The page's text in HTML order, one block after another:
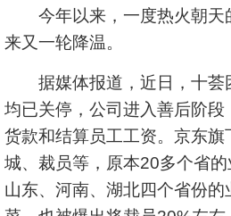
今年以来，一度热火朝天
来又一轮降温。
据媒体报道，近日，十荟
均已关停，公司进入善后阶
货款和结算员工工资。京东
城、裁员等，原本20多个省的
山东、河南、湖北四个省份